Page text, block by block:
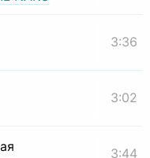
3:36
3:02
3:44